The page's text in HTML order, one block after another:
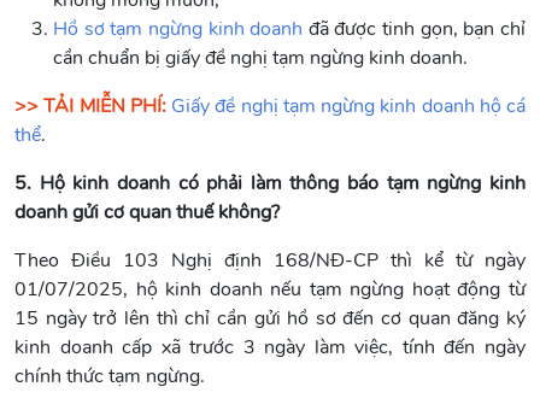
Hồ sơ tạm ngừng kinh doanh đã được tinh gọn, bạn chỉ
cần chuẩn bị giấy đề nghị tạm ngừng kinh doanh.
>> TẢI MIỄN PHÍ: Giấy đề nghị tạm ngừng kinh doanh hộ cá
thể.
5. Hộ kinh doanh có phải làm thông báo tạm ngừng kinh
doanh gửi cơ quan thuế không?
Theo Điều 103 Nghị định 168/NĐ-CP thì kể từ ngày
01/07/2025, hộ kinh doanh nếu tạm ngừng hoạt động từ
15 ngày trở lên thì chỉ cần gửi hồ sơ đến cơ quan đăng ký
kinh doanh cấp xã trước 3 ngày làm việc, tính đến ngày
chính thức tạm ngừng.